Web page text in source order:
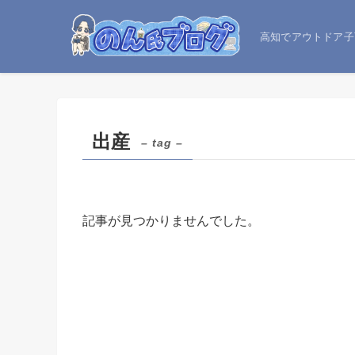
高知でアウトドア
出産 – tag –
記事が見つかりませんでした。